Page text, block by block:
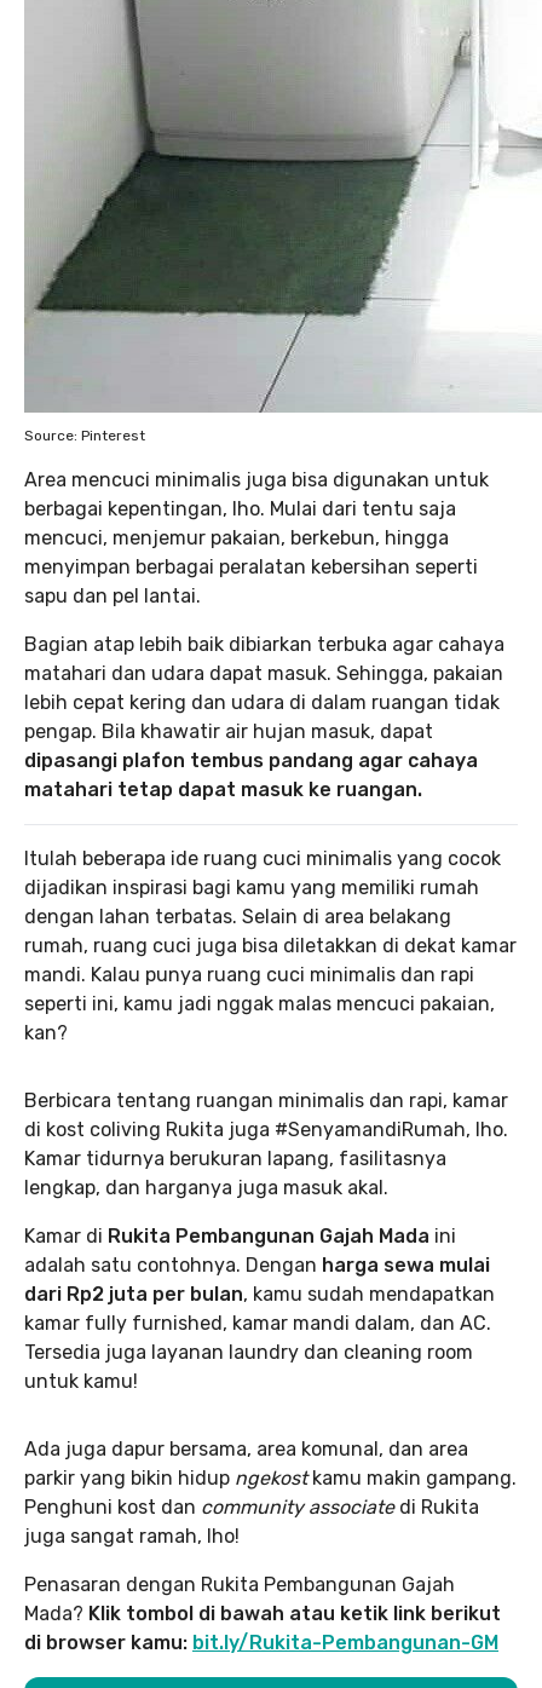
Source: Pinterest
Area mencuci minimalis juga bisa digunakan untuk
berbagai kepentingan, lho. Mulai dari tentu saja
mencuci, menjemur pakaian, berkebun, hingga
menyimpan berbagai peralatan kebersihan seperti
sapu dan pel lantai.
Bagian atap lebih baik dibiarkan terbuka agar cahaya
matahari dan udara dapat masuk. Sehingga, pakaian
lebih cepat kering dan udara di dalam ruangan tidak
pengap. Bila khawatir air hujan masuk, dapat
dipasangi plafon tembus pandang agar cahaya
matahari tetap dapat masuk ke ruangan.
Itulah beberapa ide ruang cuci minimalis yang cocok
dijadikan inspirasi bagi kamu yang memiliki rumah
dengan lahan terbatas. Selain di area belakang
rumah, ruang cuci juga bisa diletakkan di dekat kamar
mandi. Kalau punya ruang cuci minimalis dan rapi
seperti ini, kamu jadi nggak malas mencuci pakaian,
kan?
Berbicara tentang ruangan minimalis dan rapi, kamar
di kost coliving Rukita juga #SenyamandiRumah, lho.
Kamar tidurnya berukuran lapang, fasilitasnya
lengkap, dan harganya juga masuk akal.
Kamar di Rukita Pembangunan Gajah Mada ini
adalah satu contohnya. Dengan harga sewa mulai
dari Rp2 juta per bulan, kamu sudah mendapatkan
kamar fully furnished, kamar mandi dalam, dan AC.
Tersedia juga layanan laundry dan cleaning room
untuk kamu!
Ada juga dapur bersama, area komunal, dan area
parkir yang bikin hidup ngekostkamu makin gampang.
Penghuni kost dan community associatedi Rukita
juga sangat ramah, lho!
Penasaran dengan Rukita Pembangunan Gajah
Mada? Klik tombol di bawah atau ketik link berikut
di browser kamu: bit.ly/Rukita-Pembangunan-GM